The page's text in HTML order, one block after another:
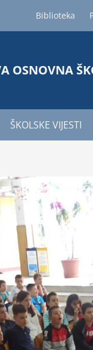
Biblioteka
OSNOVNA
ŠKOLSKE VIJESTI